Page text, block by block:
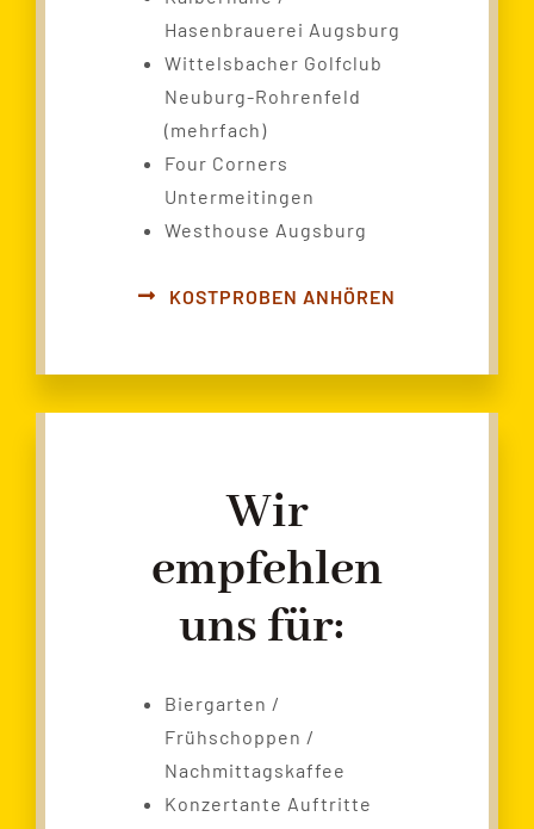
Kälberhalle /
Hasenbrauerei Augsburg
Wittelsbacher Golfclub
Neuburg-Rohrenfeld
(mehrfach)
Four Corners
Untermeitingen
Westhouse Augsburg
KOSTPROBEN ANHÖREN
Wir
empfehlen
uns für:
Biergarten /
Frühschoppen /
Nachmittagskaffee
Konzertante Auftritte